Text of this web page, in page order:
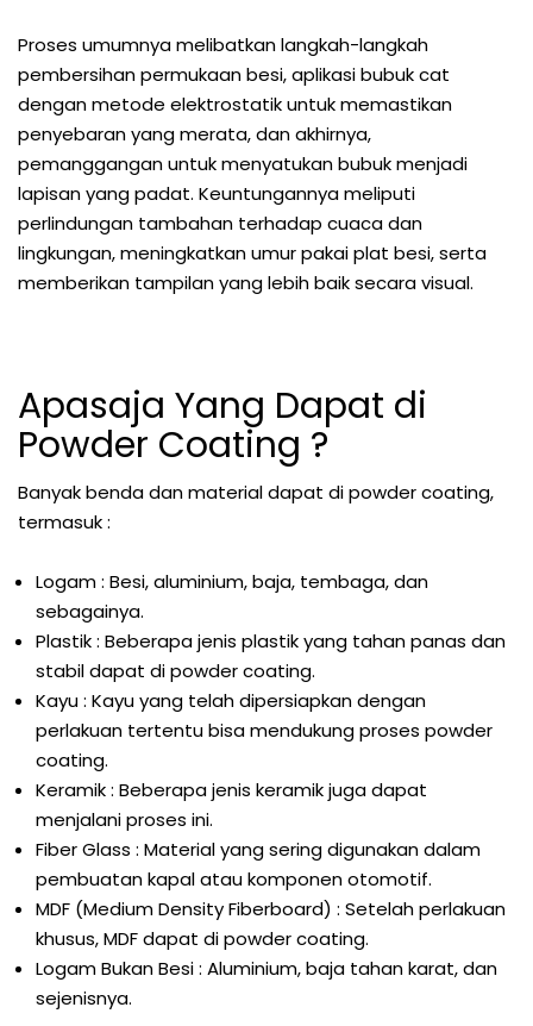
Proses umumnya melibatkan langkah-langkah
pembersihan permukaan besi, aplikasi bubuk cat
dengan metode elektrostatik untuk memastikan
penyebaran yang merata, dan akhirnya,
pemanggangan untuk menyatukan bubuk menjadi
lapisan yang padat. Keuntungannya meliputi
perlindungan tambahan terhadap cuaca dan
lingkungan, meningkatkan umur pakai plat besi, serta
memberikan tampilan yang lebih baik secara visual.
Apasaja Yang Dapat di
Powder Coating ?
Banyak benda dan material dapat di powder coating,
termasuk :
Logam : Besi, aluminium, baja, tembaga, dan
sebagainya.
Plastik : Beberapa jenis plastik yang tahan panas dan
stabil dapat di powder coating.
Kayu : Kayu yang telah dipersiapkan dengan
perlakuan tertentu bisa mendukung proses powder
coating.
Keramik : Beberapa jenis keramik juga dapat
menjalani proses ini.
Fiber Glass : Material yang sering digunakan dalam
pembuatan kapal atau komponen otomotif.
MDF (Medium Density Fiberboard) : Setelah perlakuan
khusus, MDF dapat di powder coating.
Logam Bukan Besi : Aluminium, baja tahan karat, dan
sejenisnya.